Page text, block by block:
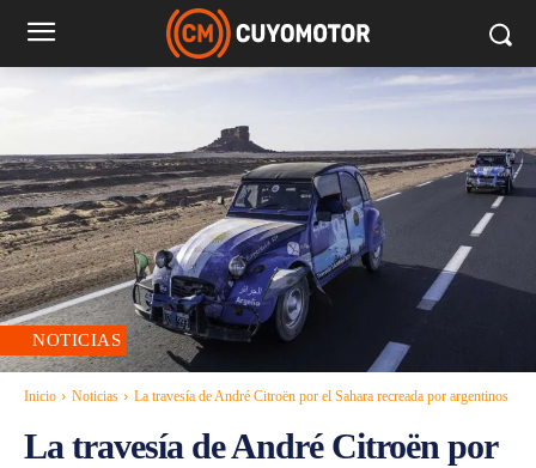
NOTICIAS
Inicio Noticias La travesía de André Citroën por el Sahara recreada por argentinos
La travesía de André Citroën por